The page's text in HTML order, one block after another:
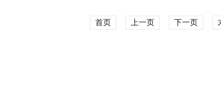
首页 上一页 下一页